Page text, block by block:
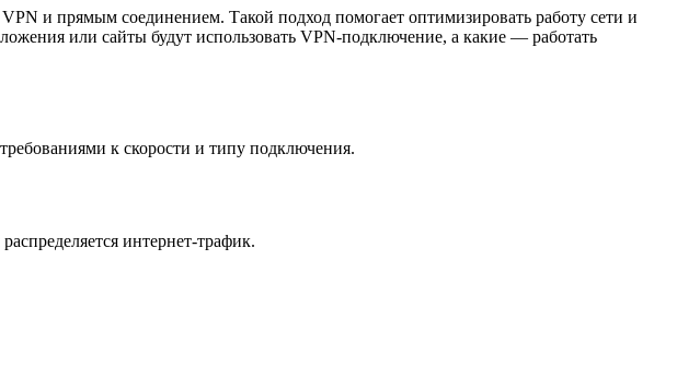
и прямым соединением. Такой подход помогает оптимизировать работу сети и
или сайты будут использовать VPN-подключение, а какие — работать
к скорости и типу подключения.
интернет-трафик.